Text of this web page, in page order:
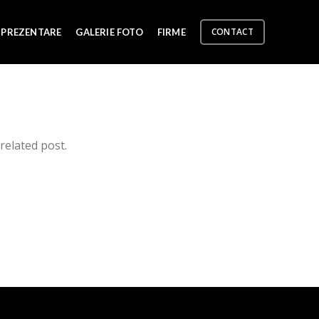
PREZENTARE GALERIE FOTO FIRME CONTACT
post.